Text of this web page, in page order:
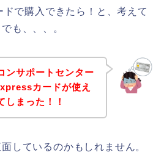
で購入できたら！と、考えて
も、、、。
ンサポートセンター
カードが使え
しまった！！
しているのかもしれません。